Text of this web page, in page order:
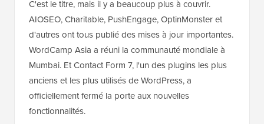
C'est le titre, mais il y a beaucoup plus à couvrir.
AIOSEO, Charitable, PushEngage, OptinMonster et
d'autres ont tous publié des mises à jour importantes.
WordCamp Asia a réuni la communauté mondiale à
Mumbai. Et Contact Form 7, l'un des plugins les plus
anciens et les plus utilisés de WordPress, a
officiellement fermé la porte aux nouvelles
fonctionnalités.